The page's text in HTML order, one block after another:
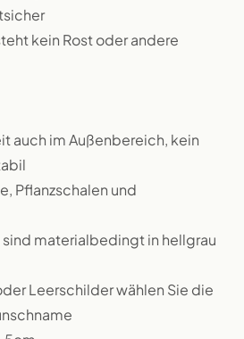
kein Rost oder andere
auch im Außenbereich, kein
Pflanzschalen und
sind materialbedingt in hellgrau
Leerschilder wählen Sie die